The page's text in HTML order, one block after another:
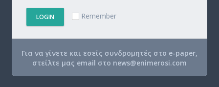
LOGIN Remember
Για να γίνετε και εσείς συνδρομητές στο e-paper,
στείλτε μας email στο news@enimerosi.com